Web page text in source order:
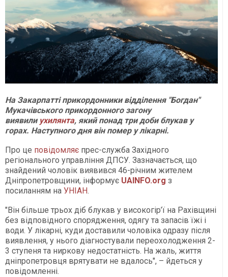
На Закарпатті прикордонники відділення "Богдан"
Мукачівського прикордонного загону
виявили ухилянта, який понад три доби блукав у
горах. Наступного дня він помер у лікарні.
Про це повідомляє прес-служба Західного
регіонального управління ДПСУ. Зазначається, що
знайдений чоловік виявився 46-річним жителем
Дніпропетровщини, інформує UAINFO.org з
посиланням на УНІАН.
"Він більше трьох діб блукав у високогір’ї на Рахівщині
без відповідного спорядження, одягу та запасів їжі і
води. У лікарні, куди доставили чоловіка одразу після
виявлення, у нього діагностували переохолодження 2-
3 ступеня та ниркову недостатність. На жаль, життя
дніпропетровця врятувати не вдалось", – йдеться у
повідомленні.